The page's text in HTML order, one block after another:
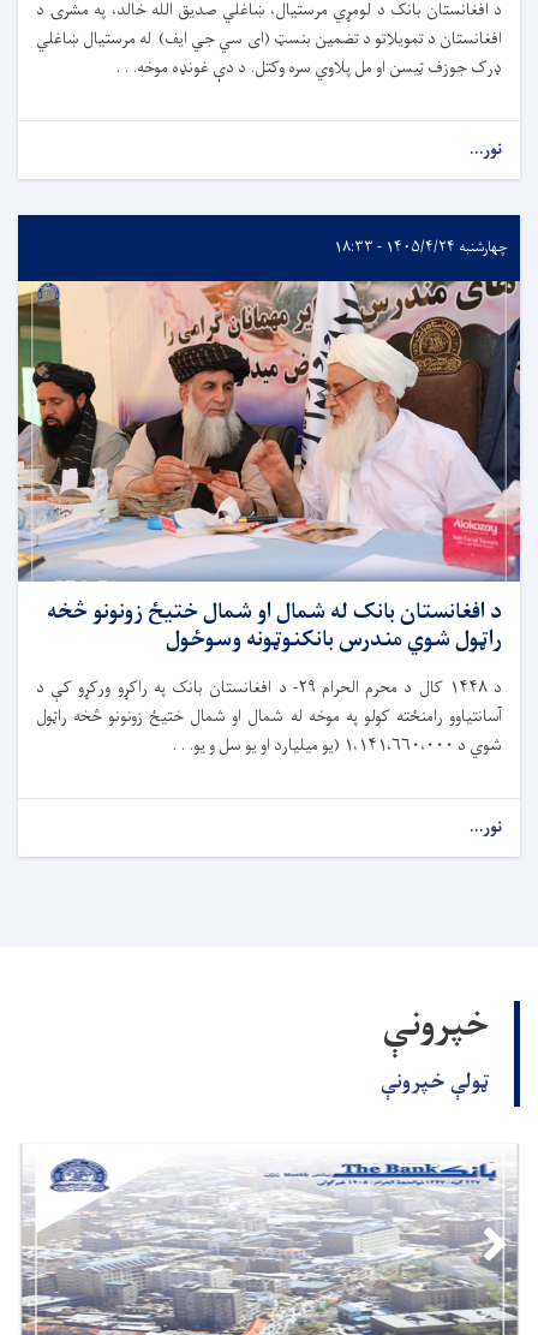
د افغانستان بانک د لومړي مرستیال، ښاغلي صدیق الله خالد، په مشرۍ د
افغانستان د تمویلاتو د تضمین بنسټ (ای سي جي ایف) له مرستیال ښاغلي
ډرک جوزف ټیسن او مل پلاوي سره وکتل. د دې غونډه موخه. . .
نور...
چهارشنبه ۱۴۰۵/۴/۲۴ - ۱۸:۳۳
د افغانستان بانک له شمال او شمال ختیځ زونونو څخه
راټول شوي مندرس بانکنوټونه وسوځول
د۱۴۴۸ کال د محرم الحرام ۲۹- د افغانستان بانک په راکړو ورکړو کې د
آسانتیاوو رامنځته کولو په موخه له شمال او شمال ختیځ زونونو څخه راټول
شوي د ۱،۱۴۱،۶۶۰،۰۰۰ ( یو میلیارد او یو سل و یو. . .
نور...
خپرونې
ټولې خپرونې